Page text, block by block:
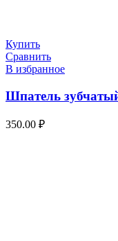
Купить
Сравнить
В избранное
Шпатель
350.00 ₽